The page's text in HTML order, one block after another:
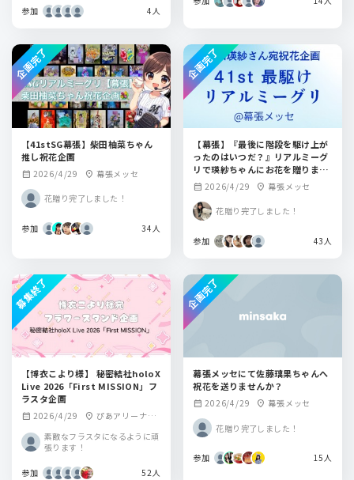
参加
4人
【41stSG幕張】柴田柚菜ちゃん
推し祝花企画
calendar_month 2026/4/29 location_on 幕張メッセ
花贈り完了しました！
参加 34人
企画完了
【幕張】『最後に階段を駆け上が
ったのはいつだ？』リアルミーグ
リで瑛紗ちゃんにお花を贈りませ
んか？
calendar_month 2026/4/29 location_on 幕張メッセ
花贈り完了しました！
参加 43人
企画完了
【博衣こより様】 秘密結社holoX
Live 2026「First MISSION」フ
ラスタ企画
calendar_month 2026/4/29 location_on ぴあアリーナM
素敵なフラスタになるように頑
張ります！
参加 52人
募集終了
幕張メッセにて佐藤璃果ちゃんへ
祝花を送りませんか？
calendar_month 2026/4/29 location_on 幕張メッセ
花贈り完了しました！
参加 15人
企画完了